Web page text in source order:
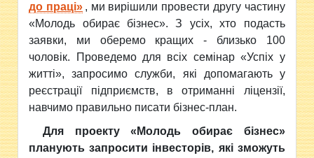
до праці» , ми вирішили провести другу частину
«Молодь обирає бізнес». З усіх, хто подасть
заявки, ми оберемо кращих - близько 100
чоловік. Проведемо для всіх семінар «Успіх у
житті», запросимо служби, які допомагають у
реєстрації підприємств, в отриманні ліцензії,
навчимо правильно писати бізнес-план.
Для проекту «Молодь обирає бізнес»
планують запросити інвесторів, які зможуть